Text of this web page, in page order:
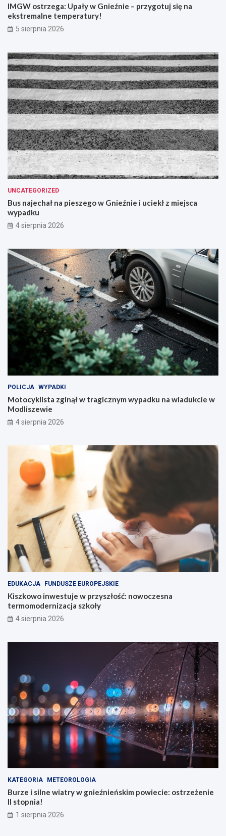
IMGW ostrzega: Upały w Gnieźnie – przygotuj się na
ekstremalne temperatury!
5 sierpnia 2026
UNCATEGORIZED
Bus najechał na pieszego w Gnieźnie i uciekł z miejsca
wypadku
4 sierpnia 2026
POLICJA WYPADKI
Motocyklista zginął w tragicznym wypadku na wiadukcie w
Modliszewie
4 sierpnia 2026
EDUKACJA FUNDUSZE EUROPEJSKIE
Kiszkowo inwestuje w przyszłość: nowoczesna
termomodernizacja szkoły
4 sierpnia 2026
KATEGORIA METEOROLOGIA
Burze i silne wiatry w gnieźnieńskim powiecie: ostrzeżenie
II stopnia!
1 sierpnia 2026